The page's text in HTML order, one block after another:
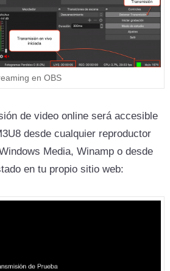
en OBS
de video online será accesible
desde cualquier reproductor
Media, Winamp o desde
en tu propio sitio web: